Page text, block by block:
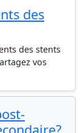
des
des stents
vos